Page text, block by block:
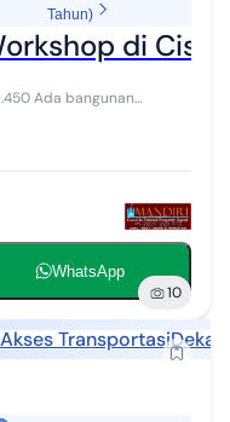
Tahun)
di
WhatsApp
10
TransportasiDekat